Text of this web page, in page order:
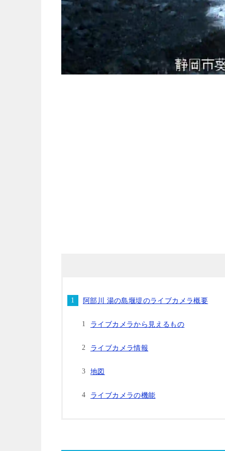
阿部川 湯の島堰堤のライブカメラ概要
ライブカメラから見えるもの
ライブカメラ情報
地図
ライブカメラの機能